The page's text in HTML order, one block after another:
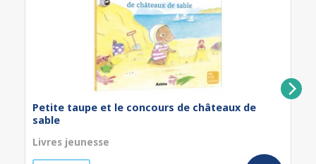
Petite taupe et le concours de châteaux de
sable
Livres jeunesse